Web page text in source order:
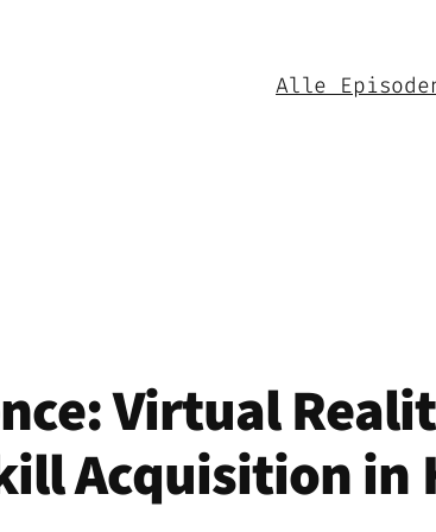
Alle
Virtual
Acquisition in